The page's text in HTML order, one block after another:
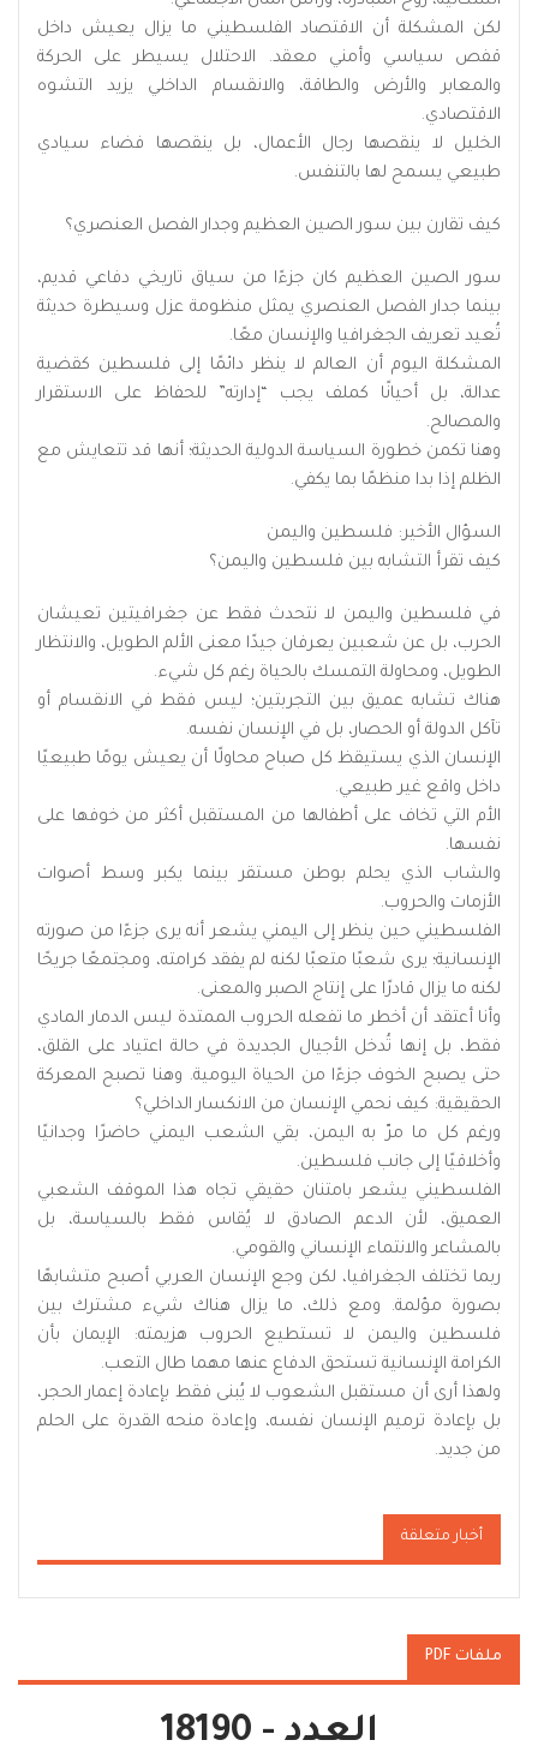
لكن المشكلة أن الاقتصاد الفلسطيني ما يزال يعيش داخل
قفص سياسي وأمني معقد. الاحتلال يسيطر على الحركة
والمعابر والأرض والطاقة، والانقسام الداخلي يزيد التشوه
الاقتصادي.
الخليل لا ينقصها رجال الأعمال، بل ينقصها فضاء سيادي
طبيعي يسمح لها بالتنفس.
كيف تقارن بين سور الصين العظيم وجدار الفصل العنصري؟
سور الصين العظيم كان جزءًا من سياق تاريخي دفاعي قديم،
بينما جدار الفصل العنصري يمثل منظومة عزل وسيطرة حديثة
تُعيد تعريف الجغرافيا والإنسان معًا.
المشكلة اليوم أن العالم لا ينظر دائمًا إلى فلسطين كقضية
عدالة، بل أحيانًا كملف يجب “إدارته” للحفاظ على الاستقرار
والمصالح.
وهنا تكمن خطورة السياسة الدولية الحديثة؛ أنها قد تتعايش مع
الظلم إذا بدا منظمًا بما يكفي.
السؤال الأخير: فلسطين واليمن
كيف تقرأ التشابه بين فلسطين واليمن؟
في فلسطين واليمن لا نتحدث فقط عن جغرافيتين تعيشان
الحرب، بل عن شعبين يعرفان جيدًا معنى الألم الطويل، والانتظار
الطويل، ومحاولة التمسك بالحياة رغم كل شيء.
هناك تشابه عميق بين التجربتين؛ ليس فقط في الانقسام أو
تآكل الدولة أو الحصار، بل في الإنسان نفسه.
الإنسان الذي يستيقظ كل صباح محاولًا أن يعيش يومًا طبيعيًا
داخل واقع غير طبيعي.
الأم التي تخاف على أطفالها من المستقبل أكثر من خوفها على
نفسها.
والشاب الذي يحلم بوطن مستقر بينما يكبر وسط أصوات
الأزمات والحروب.
الفلسطيني حين ينظر إلى اليمني يشعر أنه يرى جزءًا من صورته
الإنسانية؛ يرى شعبًا متعبًا لكنه لم يفقد كرامته، ومجتمعًا جريحًا
لكنه ما يزال قادرًا على إنتاج الصبر والمعنى.
وأنا أعتقد أن أخطر ما تفعله الحروب الممتدة ليس الدمار المادي
فقط، بل إنها تُدخل الأجيال الجديدة في حالة اعتياد على القلق،
حتى يصبح الخوف جزءًا من الحياة اليومية. وهنا تصبح المعركة
الحقيقية: كيف نحمي الإنسان من الانكسار الداخلي؟
ورغم كل ما مرّ به اليمن، بقي الشعب اليمني حاضرًا وجدانيًا
وأخلاقيًا إلى جانب فلسطين.
الفلسطيني يشعر بامتنان حقيقي تجاه هذا الموقف الشعبي
العميق، لأن الدعم الصادق لا يُقاس فقط بالسياسة، بل
بالمشاعر والانتماء الإنساني والقومي.
ربما تختلف الجغرافيا، لكن وجع الإنسان العربي أصبح متشابهًا
بصورة مؤلمة. ومع ذلك، ما يزال هناك شيء مشترك بين
فلسطين واليمن لا تستطيع الحروب هزيمته: الإيمان بأن
الكرامة الإنسانية تستحق الدفاع عنها مهما طال التعب.
ولهذا أرى أن مستقبل الشعوب لا يُبنى فقط بإعادة إعمار الحجر،
بل بإعادة ترميم الإنسان نفسه، وإعادة منحه القدرة على الحلم
من جديد.
أخبار متعلقة
ملفات PDF
العدد - 18190